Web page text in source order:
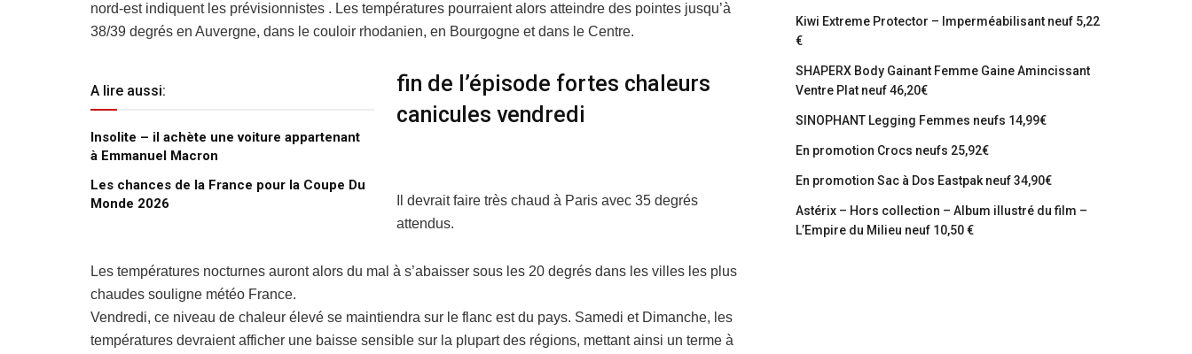
nord-est indiquent les prévisionnistes . Les températures pourraient alors atteindre des pointes jusqu’à
38/39 degrés en Auvergne, dans le couloir rhodanien, en Bourgogne et dans le Centre.
A lire aussi:
Insolite – il achète une voiture appartenant
à Emmanuel Macron
Les chances de la France pour la Coupe Du
Monde 2026
fin de l’épisode fortes chaleurs
canicules vendredi
Il devrait faire très chaud à Paris avec 35 degrés
attendus.
Les températures nocturnes auront alors du mal à s’abaisser sous les 20 degrés dans les villes les plus
chaudes souligne météo France.
Vendredi, ce niveau de chaleur élevé se maintiendra sur le flanc est du pays. Samedi et Dimanche, les
températures devraient afficher une baisse sensible sur la plupart des régions, mettant ainsi un terme à
Kiwi Extreme Protector – Imperméabilisant neuf 5,22
€
SHAPERX Body Gainant Femme Gaine Amincissant
Ventre Plat neuf 46,20€
SINOPHANT Legging Femmes neufs 14,99€
En promotion Crocs neufs 25,92€
En promotion Sac à Dos Eastpak neuf 34,90€
Astérix – Hors collection – Album illustré du film –
L’Empire du Milieu neuf 10,50 €